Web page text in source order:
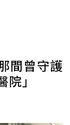
間曾守護
」